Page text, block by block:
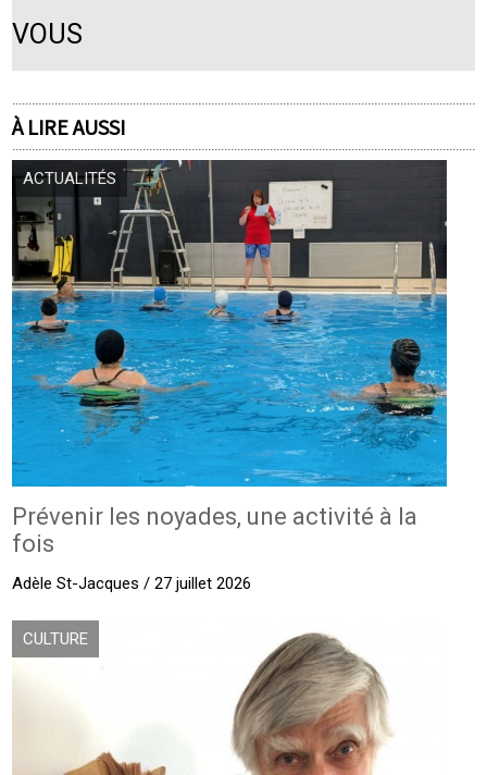
VOUS
À LIRE AUSSI
ACTUALITÉS
Prévenir les noyades, une activité à la
fois
Adèle St-Jacques / 27 juillet 2026
CULTURE